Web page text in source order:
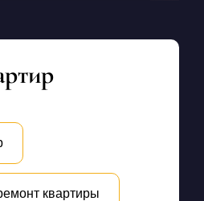
квартиры